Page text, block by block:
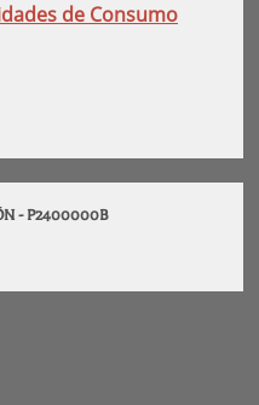
de Consumo
- P2400000B